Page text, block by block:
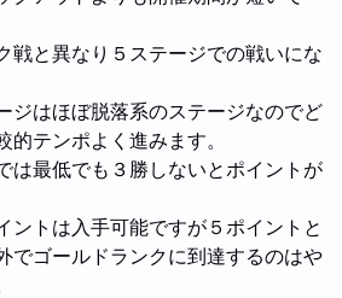
戦と異なり５ステージでの戦いにな
ジはほぼ脱落系のステージなのでど
テンポよく進みます。
は最低でも３勝しないとポイントが
ントは入手可能ですが５ポイントと
でゴールドランクに到達するのはや